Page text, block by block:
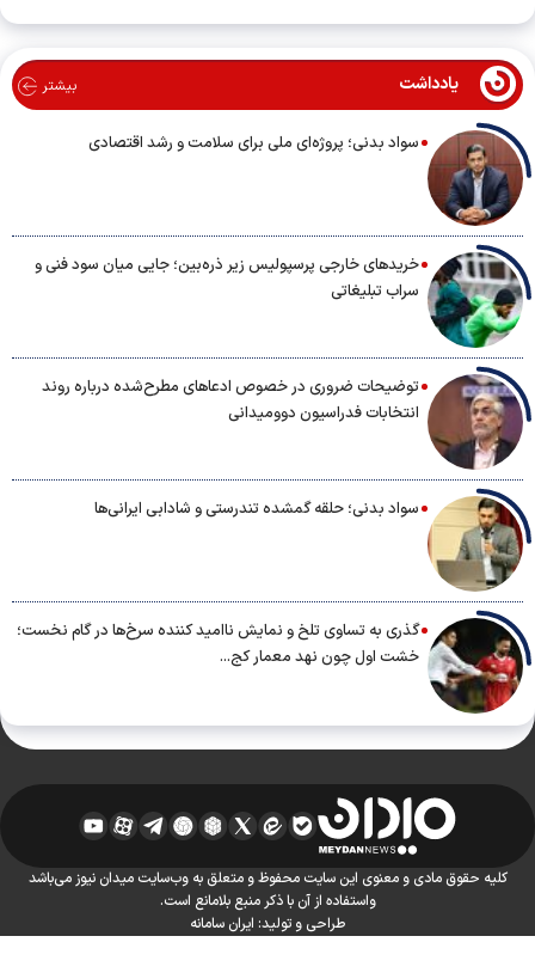
یادداشت بیشتر
سواد بدنی؛ پروژه‌ای ملی برای سلامت و رشد اقتصادی
خریدهای خارجی پرسپولیس زیر ذره‌بین؛ جایی میان سود فنی و
سراب تبلیغاتی
توضیحات ضروری در خصوص ادعاهای مطرح‌شده درباره روند
انتخابات فدراسیون دوومیدانی
سواد بدنی؛ حلقه گمشده تندرستی و شادابی ایرانی‌ها
گذری به تساوی تلخ و نمایش ناامید کننده سرخ‌ها در گام نخست؛
خشت اول چون نهد معمار کج...
کلیه حقوق مادی و معنوی این سایت محفوظ و متعلق به وب‌سایت میدان نیوز می‌باشد
واستفاده از آن با ذکر منبع بلامانع است.
طراحی و تولید:ایران سامانه